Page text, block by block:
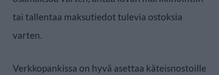
tai tallentaa maksutiedot tulevia ostoksia
varten.
Verkkopankissa on hyvä asettaa käteisnostoille